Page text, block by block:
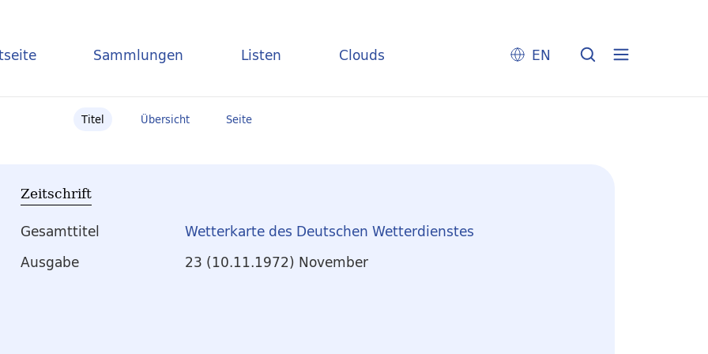
Sammlungen Listen Clouds EN
Titel Übersicht Seite
Zeitschrift
Gesamttitel
Wetterkarte des Deutschen Wetterdienstes
Ausgabe
23 (10.11.1972) November